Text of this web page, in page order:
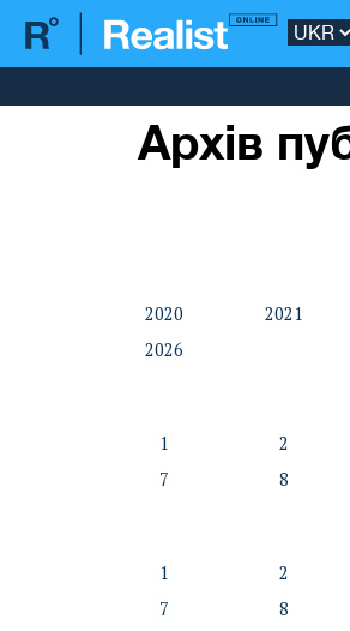
Архів
2020 2021
2026
1 2
7
8
1 2
7
8